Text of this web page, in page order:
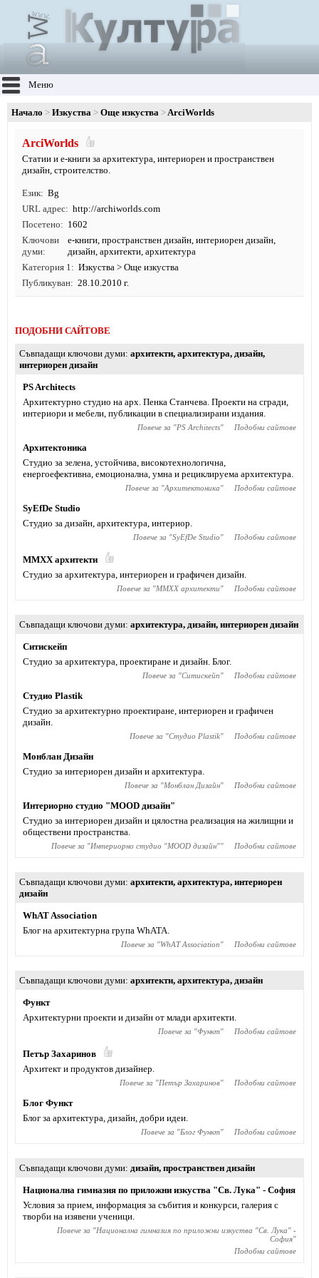
Меню
Начало Изкуства Още изкуства ArciWorlds
ArciWorlds
Статии и е-книги за архитектура, интериорен и пространствен
дизайн, строителство.
Език
Bg
URL адрес
http://archiworlds.com
Посетено
1602
Ключови
думи
е-книги,пространствен дизайн,интериорен дизайн,
дизайн,архитекти,архитектура
Категория 1
Изкуства > Още изкуства
Публикуван
28.10.2010 г.
ПОДОБНИ САЙТОВЕ
Съвпадащи ключови думи архитекти, архитектура, дизайн,
интериорен дизайн
PS Architects
Архитектурно студио на арх. Пенка Станчева. Проекти на сгради,
интериори и мебели, публикации в специализирани издания.
Повече за "PS Architects" Подобни сайтове
Архитектоника
Студио за зелена, устойчива, високотехнологична,
енергоефективна, емоционална, умна и рециклируема архитектура.
Повече за "Архитектоника" Подобни сайтове
SyEfDe Studio
Студио за дизайн, архитектура, интериор.
Повече за "SyEfDe Studio" Подобни сайтове
MMXX архитекти
Студио за архитектура, интериорен и графичен дизайн.
Повече за "MMXX архитекти" Подобни сайтове
Съвпадащи ключови думи архитектура, дизайн, интериорен дизайн
Ситискейп
Студио за архитектура, проектиране и дизайн. Блог.
Повече за "Ситискейп" Подобни сайтове
Студио Plastik
Студио за архитектурно проектиране, интериорен и графичен
дизайн.
Повече за "Студио Plastik" Подобни сайтове
Монблан Дизайн
Студио за интериорен дизайн и архитектура.
Повече за "Монблан Дизайн" Подобни сайтове
Интериорно студио "MOOD дизайн"
Студио за интериорен дизайн и цялостна реализация на жилищни и
обществени пространства.
Повече за "Интериорно студио "MOOD дизайн"" Подобни сайтове
Съвпадащи ключови думи архитекти, архитектура, интериорен
дизайн
WhAT Association
Блог на архитектурна група WhATA.
Повече за "WhAT Association" Подобни сайтове
Съвпадащи ключови думи архитекти, архитектура, дизайн
Функт
Архитектурни проекти и дизайн от млади архитекти.
Повече за "Функт" Подобни сайтове
Петър Захаринов
Архитект и продуктов дизайнер.
Повече за "Петър Захаринов" Подобни сайтове
Блог Функт
Блог за архитектура, дизайн, добри идеи.
Повече за "Блог Функт" Подобни сайтове
Съвпадащи ключови думи дизайн, пространствен дизайн
Национална гимназия по приложни изкуства "Св. Лука" - София
Условия за прием, информация за събития и конкурси, галерия с
творби на изявени ученици.
Повече за "Национална гимназия по приложни изкуства "Св. Лука" -
София"
Подобни сайтове